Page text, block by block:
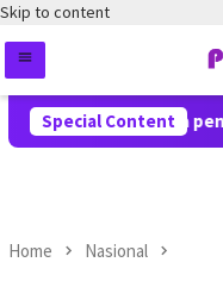
Skip to content
Special Content
kepada
Home Nasional